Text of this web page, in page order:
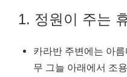
1. 정원이 주는
카라반 주변에는 아
무 그늘 아래에서 조